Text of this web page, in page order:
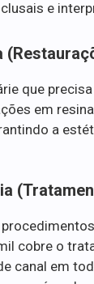
e
que
em
a
cobre o
canal em